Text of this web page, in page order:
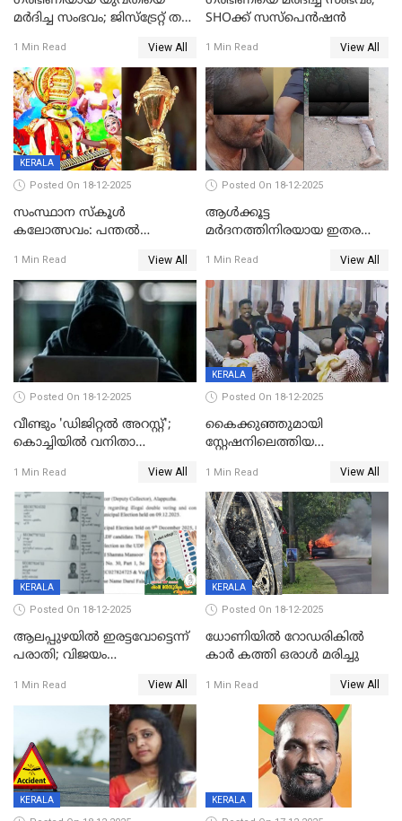
മര്‍ദിച്ച സംഭവം; ജിസ്‌ട്രേറ്റ് തല
യുവതി
1 Min Read View All
SHOക്ക് സസ്പെൻഷൻ
1 Min Read View All
KERALA
Posted On 18-12-2025
സംസ്ഥാന സ്കൂൾ
കലോത്സവം: പന്തൽ
1 Min Read View All
Posted On 18-12-2025
ആൾക്കൂട്ട
മർദനത്തിനിരയായ ഇതര
നടുക്കുന്ന സംഭവം
വാളയാറിൽ
1 Min Read View All
Posted On 18-12-2025
വീണ്ടും 'ഡിജിറ്റല്‍ അറസ്റ്റ്';
കൊച്ചിയില്‍ വനിതാ
കോടി രൂപ
1 Min Read View All
KERALA
Posted On 18-12-2025
കൈക്കുഞ്ഞുമായി
സ്റ്റേഷനിലെത്തിയ
കരണത്തടിച്ചു; CC ടിവി
ദൃശ്യങ്ങൾ പുറത്ത്
1 Min Read View All
KERALA
Posted On 18-12-2025
ആലപ്പുഴയിൽ ഇരട്ടവോട്ടെന്ന്
പരാതി; വിജയം
വാർഡിലെ എൽഡിഎഫ്
സ്ഥാനാർത്ഥി
1 Min Read View All
KERALA
Posted On 18-12-2025
ധോണിയിൽ റോഡരികിൽ
കാർ കത്തി ഒരാൾ മരിച്ചു
1 Min Read View All
KERALA KERALA